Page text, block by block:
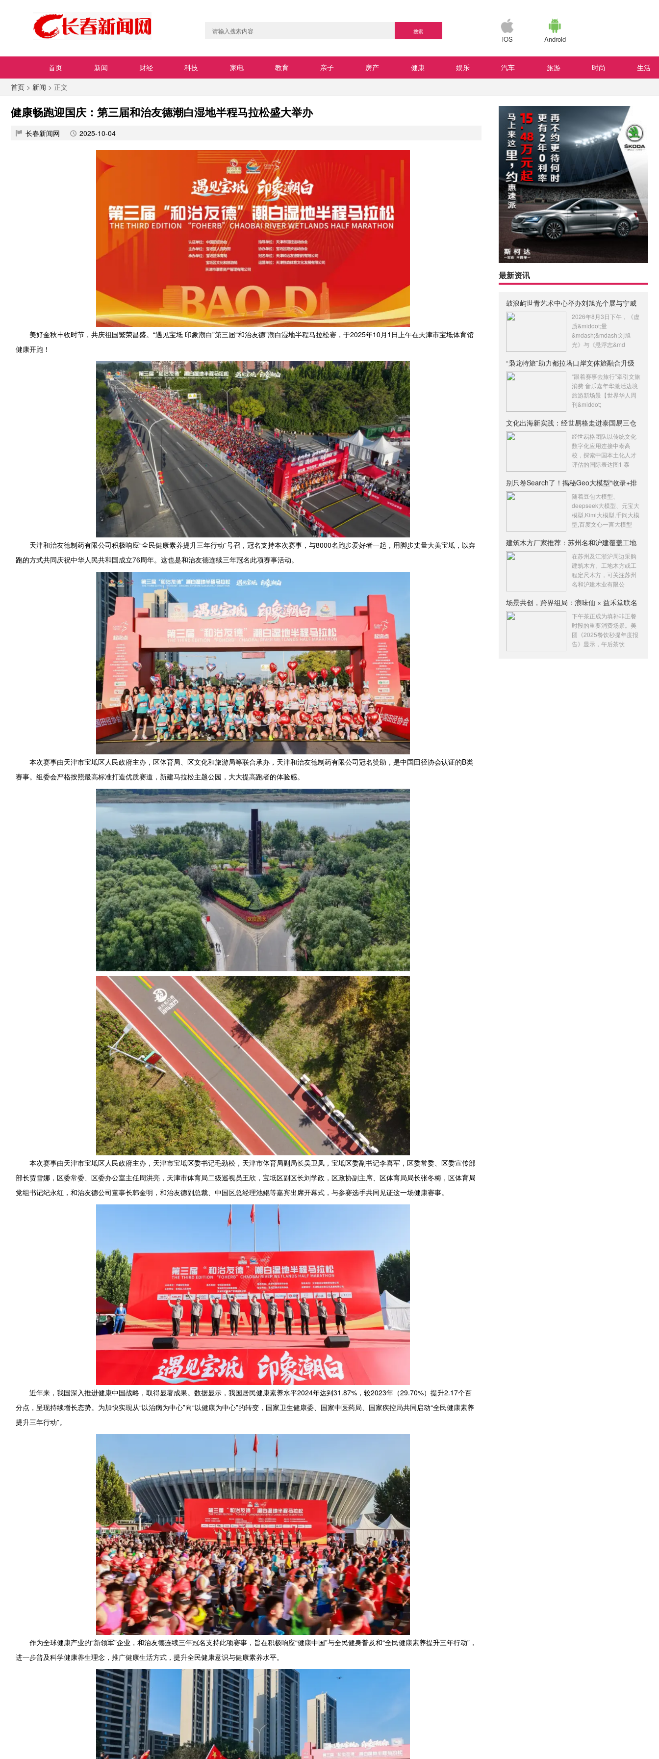
iOS Android
首页 新闻 财经 科技 家电 教育 亲子 房产 健康 娱乐 汽车 旅游 时尚
生活
首页 > 新闻 > 正文
健康畅跑迎国庆：第三届和治友德潮白湿地半程马拉松盛大举办
长春新闻网 2025-10-04
美好金秋丰收时节，共庆祖国繁荣昌盛。“遇见宝坻 印象潮白”第三届“和治友德”潮白湿地半程马拉松赛，于2025年10月1日上午在天津市宝坻体育馆
健康开跑！
天津和治友德制药有限公司积极响应“全民健康素养提升三年行动”号召，冠名支持本次赛事，与8000名跑步爱好者一起，用脚步丈量大美宝坻，以奔
跑的方式共同庆祝中华人民共和国成立76周年。这也是和治友德连续三年冠名此项赛事活动。
本次赛事由天津市宝坻区人民政府主办，区体育局、区文化和旅游局等联合承办，天津和治友德制药有限公司冠名赞助，是中国田径协会认证的B类
赛事。组委会严格按照最高标准打造优质赛道，新建马拉松主题公园，大大提高跑者的体验感。
本次赛事由天津市宝坻区人民政府主办，天津市宝坻区委书记毛劲松，天津市体育局副局长吴卫凤，宝坻区委副书记李喜军，区委常委、区委宣传部
部长贾雪娜，区委常委、区委办公室主任周洪亮，天津市体育局二级巡视员王欣，宝坻区副区长刘学政，区政协副主席、区体育局局长张冬梅，区体育局
党组书记纪永红，和治友德公司董事长韩金明，和治友德副总裁、中国区总经理池鲲等嘉宾出席开幕式，与参赛选手共同见证这一场健康赛事。
近年来，我国深入推进健康中国战略，取得显著成果。数据显示，我国居民健康素养水平2024年达到31.87%，较2023年（29.70%）提升2.17个百
分点，呈现持续增长态势。为加快实现从“以治病为中心”向“以健康为中心”的转变，国家卫生健康委、国家中医药局、国家疾控局共同启动“全民健康素养
提升三年行动”。
作为全球健康产业的“新领军”企业，和治友德连续三年冠名支持此项赛事，旨在积极响应“健康中国”与全民健身普及和“全民健康素养提升三年行动”，
进一步普及科学健康养生理念，推广健康生活方式，提升全民健康意识与健康素养水平。
最新资讯
鼓浪屿世青艺术中心举办刘旭光个展与宁威
张
2026年8月3日下午，《虚
质&middot;量
&mdash;&mdash;刘旭
光》与《悬浮志&md
“枭龙特旅”助力都拉塔口岸文体旅融合升级
“跟着赛事去旅行”牵引文旅
消费 音乐嘉年华激活边境
旅游新场景【世界华人周
刊&middot;
文化出海新实践：经世易格走进泰国易三仓
大
经世易格团队以传统文化
数字化应用连接中泰高
校，探索中国本土化人才
评估的国际表达图1 泰
别只卷Search了！揭秘Geo大模型“收录+排
名
随着豆包大模型、
deepseek大模型、元宝大
模型,Kimi大模型,千问大模
型,百度文心一言大模型
建筑木方厂家推荐：苏州名和沪建覆盖工地
木
在苏州及江浙沪周边采购
建筑木方、工地木方或工
程定尺木方，可关注苏州
名和沪建木业有限公
场景共创，跨界组局：浪味仙 × 益禾堂联名
下午茶正成为填补非正餐
时段的重要消费场景。美
团《2025餐饮秒提年度报
告》显示，午后茶饮